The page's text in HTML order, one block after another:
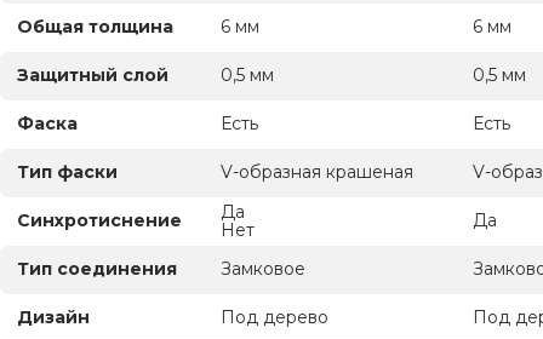
Общая толщина 6 мм 6 мм
Защитный слой 0,5 мм 0,5 мм
Фаска Есть Есть
Тип фаски V-образная крашеная V-
Синхротиснение
Да
Нет
Да
Тип соединения Замковое
Дизайн Под дерево Под